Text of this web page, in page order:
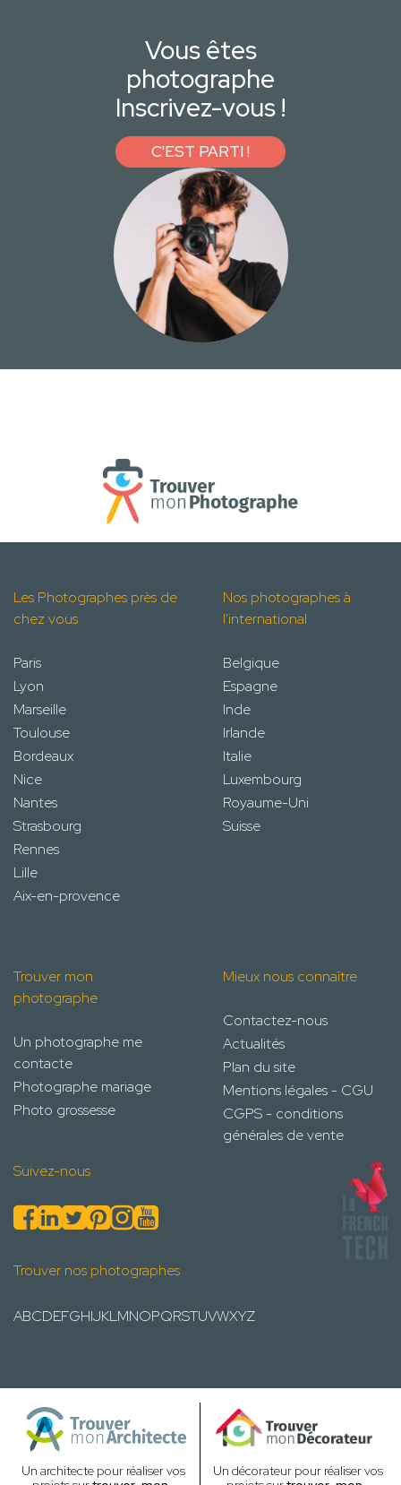
Vous êtes
photographe
Inscrivez-vous !
C'EST PARTI !
Les Photographes près de
chez vous
Paris
Lyon
Marseille
Toulouse
Bordeaux
Nice
Nantes
Strasbourg
Rennes
Lille
Aix-en-provence
Nos photographes à
l'international
Belgique
Espagne
Inde
Irlande
Italie
Luxembourg
Royaume-Uni
Suisse
Trouver mon
photographe
Un photographe me
contacte
Photographe mariage
Photo grossesse
Mieux nous connaître
Contactez-nous
Actualités
Plan du site
Mentions légales - CGU
CGPS - conditions
générales de vente
Suivez-nous
Trouver nos photographes
ABCDEFGHIJKLMNOPQRSTUVWXYZ
Un architecte pour réaliser vos
Un décorateur pour réaliser vos